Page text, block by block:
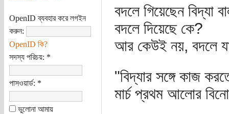
OpenID ব্যবহার করে লগইন
করুন:
OpenID কি?
সদস্য পরিচয়: *
পাসওয়ার্ড: *
ভুলোনা আমায়
বদলে গিয়েছেন বিদ্যা
বদলে দিয়েছে কে?
আর কেউই নয়, বদলে
"বিদ্যার সঙ্গে কাজ
মার্চ প্রথম আলোর